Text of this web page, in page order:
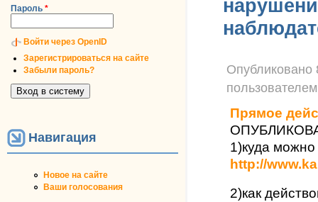
Пароль *
Войти через OpenID
Зарегистрироваться на сайте
Забыли пароль?
Навигация
Новое на сайте
Ваши голосования
Опубликовано
Прямое
1)куда
http://
2)как